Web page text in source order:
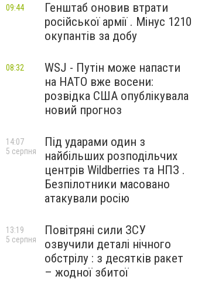
Генштаб оновив втрати
російської армії . Мінус 1210
окупантів за добу
09:44
WSJ - Путін може напасти
на НАТО вже восени:
розвідка США опублікувала
новий прогноз
08:32
Під ударами один з
найбільших розподільчих
центрів Wildberries та НПЗ .
Безпілотники масовано
атакували росію
14:07
5 серпня
Повітряні сили ЗСУ
озвучили деталі нічного
обстрілу : з десятків ракет
– жодної збитої
13:19
5 серпня